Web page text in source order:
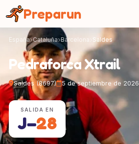
Preparun
España Cataluña Barcelona Saldes
Pedraforca Xtrail
Saldes (8697) 5 de septiembre de 2026
SALIDA EN
J−28
Panel de gestión de cookies